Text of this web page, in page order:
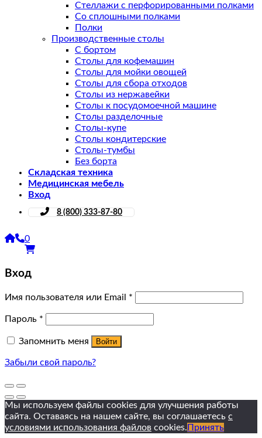
Стеллажи с перфорированными полками
Со сплошными полками
Полки
Производственные столы
С бортом
Столы для кофемашин
Столы для мойки овощей
Столы для сбора отходов
Столы из нержавейки
Столы к посудомоечной машине
Столы разделочные
Столы-купе
Столы кондитерские
Столы-тумбы
Без борта
Складская техника
Медицинская мебель
Вход
8 (800) 333-87-80
0
Вход
Имя пользователя или Email *
Пароль *
Запомнить меня Войти
Забыли свой пароль?
Мы используем файлы cookies для улучшения работы
сайта. Оставаясь на нашем сайте, вы соглашаетесь с
условиями использования файлов cookies. Принять